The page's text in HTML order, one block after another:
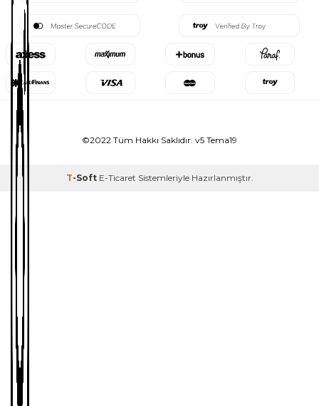
©2022 Tüm Hakkı Saklıdır. v5 Tema19
T-Soft E-Ticaret Sistemleriyle Hazırlanmıştır.